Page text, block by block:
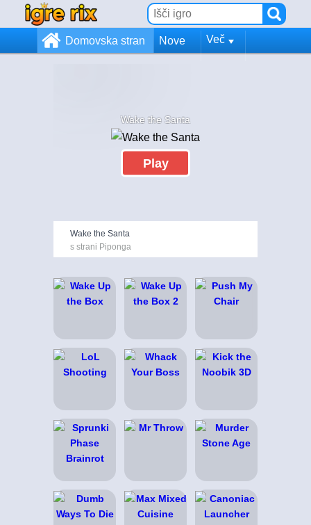
Domovska stran Nove Več
Wake the Santa
Play
Wake the Santa
s strani Piponga